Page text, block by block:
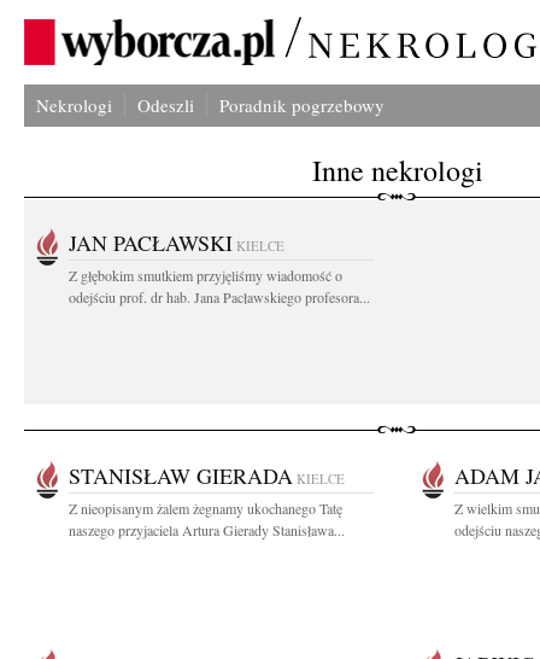
Nekrologi Odeszli Poradnik pogrzebowy
Inne nekrologi
JAN PACŁAWSKI KIELCE
Z głębokim smutkiem przyjęliśmy wiadomość o
odejściu prof. dr hab. Jana Pacławskiego profesora...
STANISŁAW GIERADA KIELCE
Z nieopisanym żalem żegnamy ukochanego Tatę
naszego przyjaciela Artura Gierady Stanisława...
ADAM
Z wielkim
odejściu